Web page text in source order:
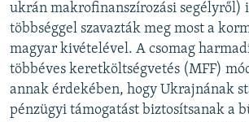
ukrán makrofinanszírozási segélyről)
többséggel szavazták meg most a
magyar kivételével. A csomag
többéves keretköltségvetés (MFF)
annak érdekében, hogy Ukrajnának
pénzügyi támogatást biztosítsanak a